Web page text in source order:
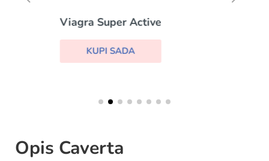
Cialis Super Active
KUPI SADA
Opis Caverta